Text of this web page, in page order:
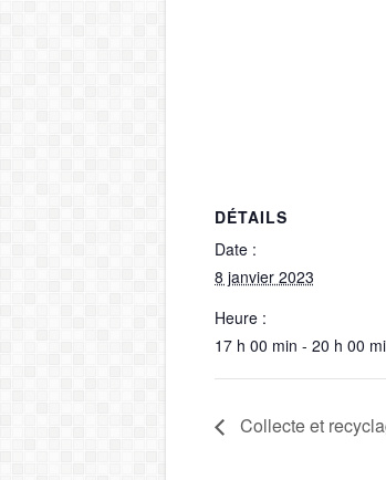
DÉTAILS
Date :
8 janvier 2023
Heure :
17 h 00 min - 20 h 00
Collecte et